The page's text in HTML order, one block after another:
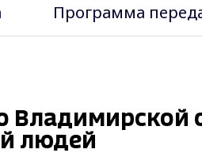
Программа
Владимирской
людей